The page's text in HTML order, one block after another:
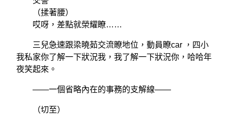
（揉著腰）
哎呀，差點就榮耀瞭……
三兒急速跟梁曉茹交流瞭地位，動員瞭car ，四小
我私家你了解一下狀況我，我了解一下狀況你，哈哈年
夜笑起來。
——一個省略內在的事務的支解線——
（切至）